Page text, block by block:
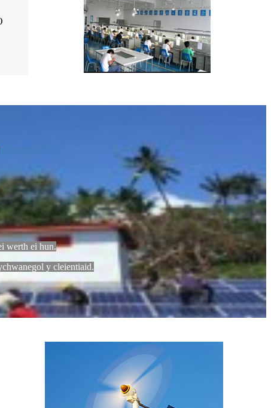
werth ei hun.
y cleientiaid.